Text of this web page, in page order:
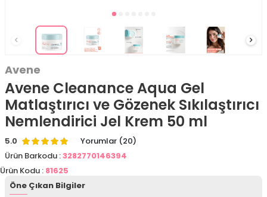
Avene
Avene Cleanance Aqua Gel
Matlaştırıcı ve Gözenek Sıkılaştırıcı
Nemlendirici Jel Krem 50 ml
5.0
Yorumlar (20)
Ürün Barkodu :3282770146394
Ürün Kodu : 81625
Öne Çıkan Bilgiler